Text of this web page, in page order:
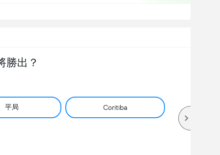
勝出？
平局 Coritiba